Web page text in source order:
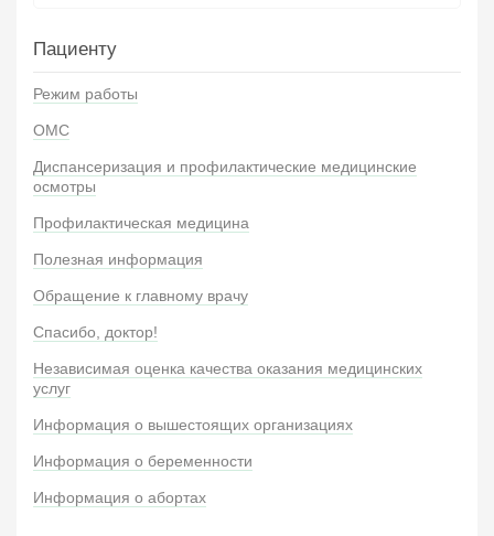
Пациенту
Режим работы
ОМС
Диспансеризация и профилактические медицинские
осмотры
Профилактическая медицина
Полезная информация
Обращение к главному врачу
Спасибо, доктор!
Независимая оценка качества оказания медицинских
услуг
Информация о вышестоящих организациях
Информация о беременности
Информация о абортах